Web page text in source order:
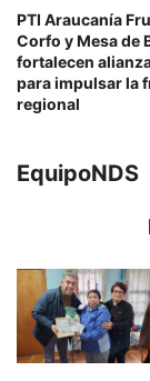
PTI Araucanía
Corfo y Mesa de
fortalecen
para impulsar la
regional
EquipoNDS